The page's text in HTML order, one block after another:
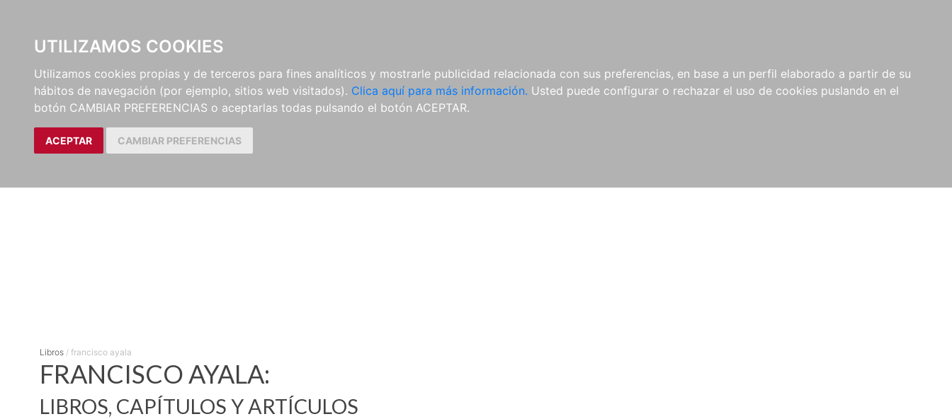
UTILIZAMOS COOKIES
Utilizamos cookies propias y de terceros para fines analíticos y mostrarle publicidad relacionada con sus preferencias, en base a un perfil elaborado a partir de su
hábitos de navegación (por ejemplo, sitios web visitados). Clica aquí para más información. Usted puede configurar o rechazar el uso de cookies puslando en el
botón CAMBIAR PREFERENCIAS o aceptarlas todas pulsando el botón ACEPTAR.
ACEPTAR CAMBIAR PREFERENCIAS
EDITORIAL E-BOOKS
LibrosAutoresColecciones
Libros / francisco ayala
FRANCISCO AYALA:
LIBROS, CAPÍTULOS Y ARTÍCULOS